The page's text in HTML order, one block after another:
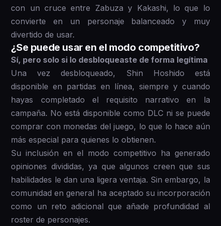
con un cruce entre Zabuza y Kakashi, lo que lo
convierte en un personaje balanceado y muy
divertido de usar.
¿Se puede usar en el modo competitivo?
Sí, pero solo si lo desbloqueaste de forma legítima
Una vez desbloqueado, Shin Hoshido está
disponible en partidas en línea, siempre y cuando
hayas completado el requisito narrativo en la
campaña. No está disponible como DLC ni se puede
comprar con monedas del juego, lo que lo hace aún
más especial para quienes lo obtienen.
Su inclusión en el modo competitivo ha generado
opiniones divididas, ya que algunos creen que sus
habilidades le dan una ligera ventaja. Sin embargo, la
comunidad en general ha aceptado su incorporación
como un reto adicional que añade profundidad al
roster de personajes.